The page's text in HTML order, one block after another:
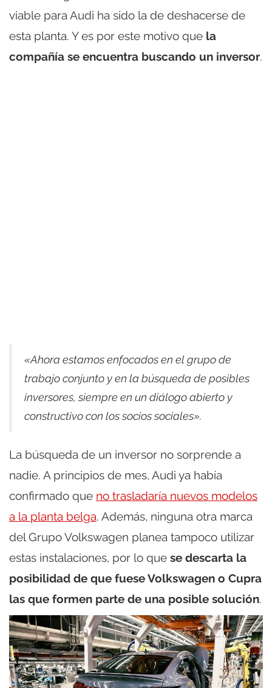
viable para Audi ha sido la de deshacerse de
esta planta. Y es por este motivo que la
compañía se encuentra buscando un inversor.
«Ahora estamos enfocados en el grupo de
trabajo conjunto y en la búsqueda de posibles
inversores, siempre en un diálogo abierto y
constructivo con los socios sociales».
La búsqueda de un inversor no sorprende a
nadie. A principios de mes, Audi ya había
confirmado que no trasladaría nuevos modelos
a la planta belga. Además, ninguna otra marca
del Grupo Volkswagen planea tampoco utilizar
estas instalaciones, por lo que se descarta la
posibilidad de que fuese Volkswagen o Cupra
las que formen parte de una posible solución.